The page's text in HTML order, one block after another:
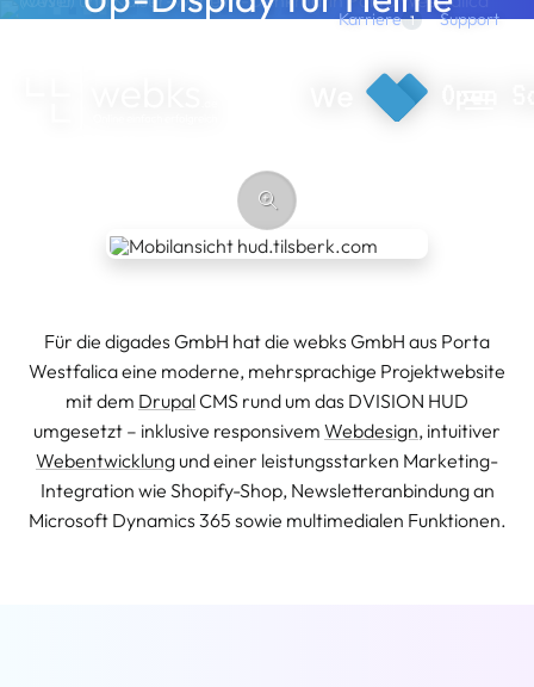
Direkt zum Inhalt Karriere 1 Support
webks: websolutions kept simple
Für die digades GmbH hat die webks GmbH aus Porta
Westfalica eine moderne, mehrsprachige Projektwebsite
mit dem DrupalCMS rund um das DVISION HUD
umgesetzt – inklusive responsivem Webdesign, intuitiver
Webentwicklung und einer leistungsstarken Marketing-
Integration wie Shopify-Shop, Newsletteranbindung an
Microsoft Dynamics 365 sowie multimedialen Funktionen.